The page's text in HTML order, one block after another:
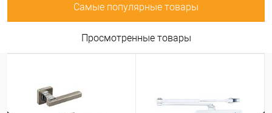
Самые популярные товары
Просмотренные товары